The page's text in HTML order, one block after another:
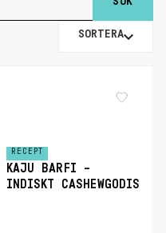
SORTERA
RECEPT
KAJU BARFI –
INDISKT CASHEWGODIS